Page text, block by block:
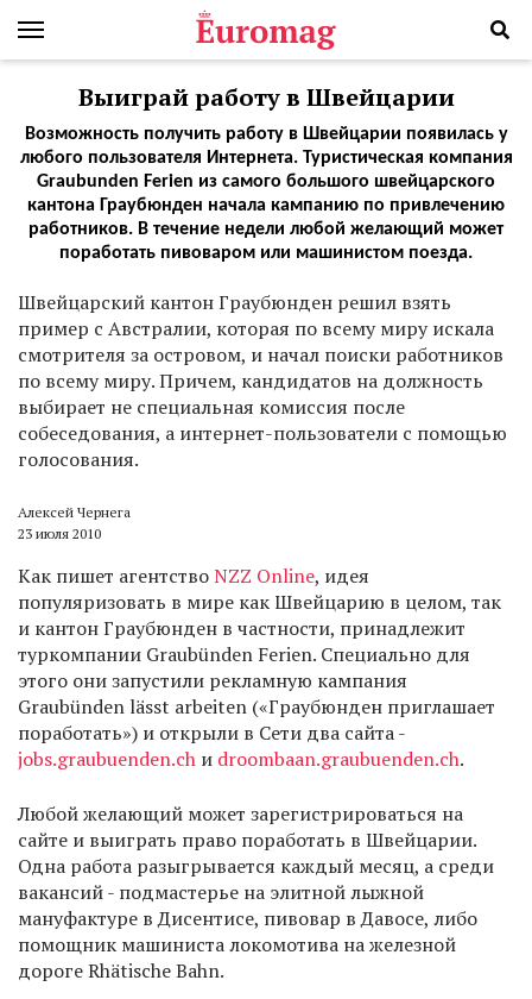
Выиграй работу в Швейцарии
Возможность получить работу в Швейцарии появилась у
любого пользователя Интернета. Туристическая компания
Graubunden Ferien из самого большого швейцарского
кантона Граубюнден начала кампанию по привлечению
работников. В течение недели любой желающий может
поработать пивоваром или машинистом поезда.
Швейцарский кантон Граубюнден решил взять
пример с Австралии, которая по всему миру искала
смотрителя за островом, и начал поиски работников
по всему миру. Причем, кандидатов на должность
выбирает не специальная комиссия после
собеседования, а интернет-пользователи с помощью
голосования.
Алексей Чернега
23 июля 2010
Как пишет агентствоNZZ Online, идея
популяризовать в мире как Швейцарию в целом, так
и кантон Граубюнден в частности, принадлежит
туркомпании Graubünden Ferien. Специально для
этого они запустили рекламную кампания
Graubünden lässt arbeiten («Граубюнден приглашает
поработать») и открыли в Сети два сайта -
jobs.graubuenden.ch и droombaan.graubuenden.ch.
Любой желающий может зарегистрироваться на
сайте и выиграть право поработать в Швейцарии.
Одна работа разыгрывается каждый месяц, а среди
вакансий - подмастерье на элитной лыжной
мануфактуре в Дисентисе, пивовар в Давосе, либо
помощник машиниста локомотива на железной
дороге Rhätische Bahn.